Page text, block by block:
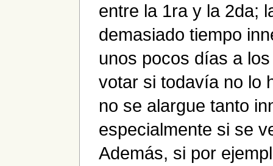
entre la 1ra y la 2da;
demasiado tiempo
unos pocos días a
votar si todavía no lo
no se alargue tanto
especialmente si se
Además, si por